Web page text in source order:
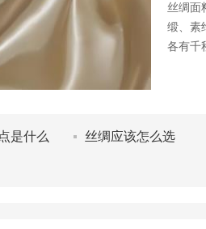
丝绸面
缎、素
各有千
是什么 丝绸应该怎么选